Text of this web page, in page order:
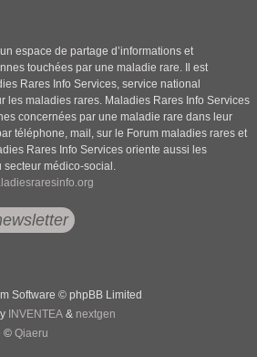
espace de partage d’informations et
touchées par une maladie rare. Il est
Rares Info Services, service national
les maladies rares. Maladies Rares Info Services
concernées par une maladie rare dans leur
téléphone, mail, sur le Forum maladies rares et
Rares Info Services oriente aussi les
secteur médico-social.
Software © phpBB Limited
INVENTEA & nextgen
© Qiaeru